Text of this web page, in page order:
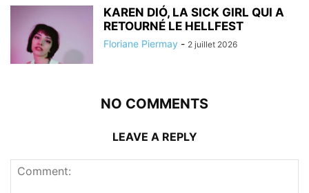
KAREN DIÓ, LA SICK GIRL QUI A
RETOURNÉ LE HELLFEST
Floriane Piermay - 2 juillet 2026
NO COMMENTS
LEAVE A REPLY